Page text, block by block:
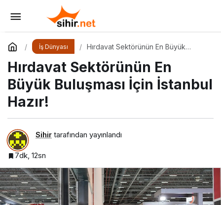
İş Dünyası
Hırdavat Sektörünün En Büyük
Hırdavat Sektörünün En
Büyük Buluşması İçin İstanbul
Hazır!
Sihir tarafından yayınlandı
7dk, 12sn
Big Bang Startup Challenge 2025 İçin Geri
Sayım Başladı
Yorum Yap